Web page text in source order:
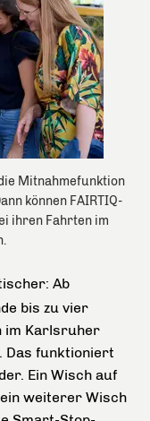
Mitnahmefunktion
können FAIRTIQ-
ihren Fahrten im
Ab
bis zu vier
im Karlsruher
Das funktioniert
Ein Wisch auf
weiterer Wisch